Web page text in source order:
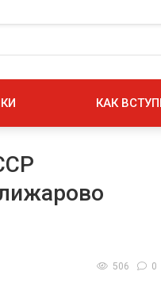
КАК
506 0